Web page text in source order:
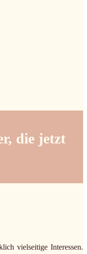
die jetzt
vielseitige Interessen.